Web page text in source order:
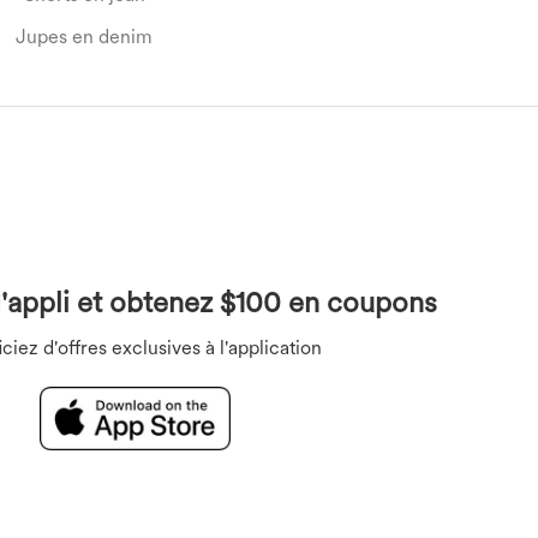
Jupes en denim
et obtenez $100 en coupons
d'offres exclusives à l'application